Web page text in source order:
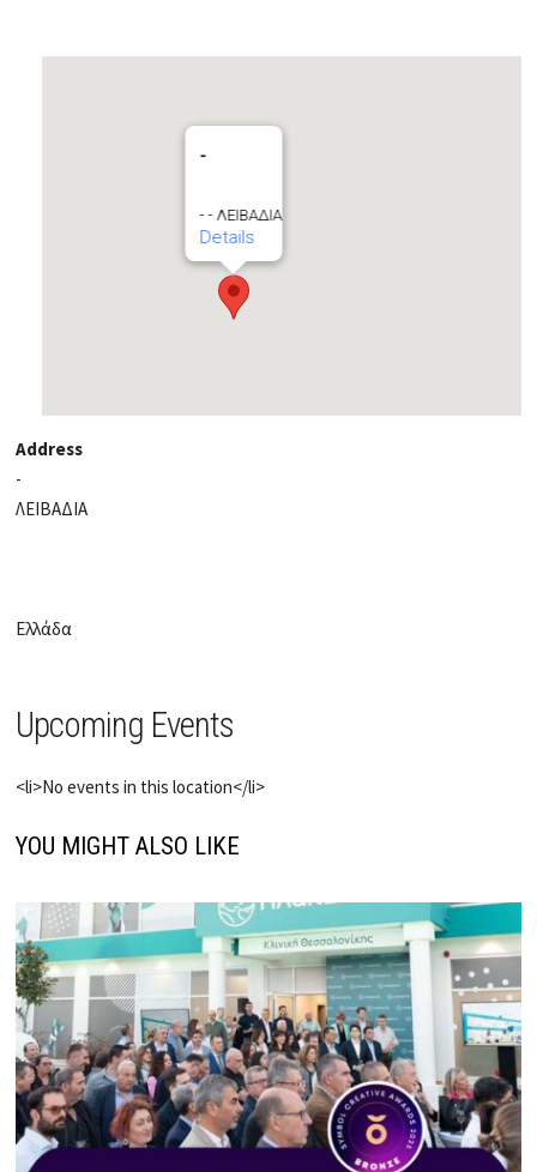
-
- - ΛΕΙΒΑΔΙΑ
Details
Address
-
ΛΕΙΒΑΔΙΑ
Ελλάδα
Upcoming Events
<li>No events in this location</li>
YOU MIGHT ALSO LIKE